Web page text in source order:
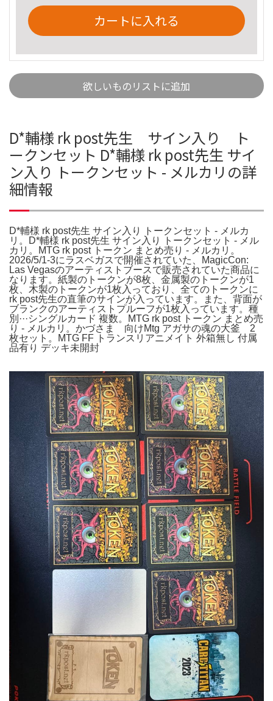
カートに入れる
欲しいものリストに追加
D*輔様 rk post先生 サイン入り ト
ークンセット D*輔様 rk post先生 サイ
ン入り トークンセット - メルカリの詳
細情報
D*輔様 rk post先生 サイン入り トークンセット - メルカ
リ。D*輔様 rk post先生 サイン入り トークンセット - メル
カリ。MTG rk post トークン まとめ売り - メルカリ。
2026/5/1-3にラスベガスで開催されていた、MagicCon:
Las Vegasのアーティストブースで販売されていた商品に
なります。紙製のトークンが8枚、金属製のトークンが1
枚、木製のトークンが1枚入っており、全てのトークンに
rk post先生の直筆のサインが入っています。また、背面が
ブランクのアーティストプルーフが1枚入っています。種
別···シングルカード 複数。MTG rk post トークン まとめ売
り - メルカリ。かづさま 向けMtg アガサの魂の大釜 2
枚セット。MTG FF トランスリアニメイト 外箱無し 付属
品有り デッキ未開封